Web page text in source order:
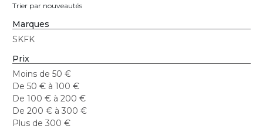
Trier par nouveautés
Marques
SKFK
Prix
Moins de 50 €
De 50 € à 100 €
De 100 € à 200 €
De 200 € à 300 €
Plus de 300 €